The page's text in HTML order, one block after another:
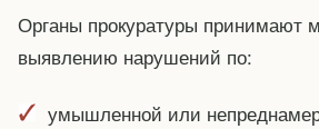
Органы прокуратуры принимают
выявлению нарушений по:
умышленной или